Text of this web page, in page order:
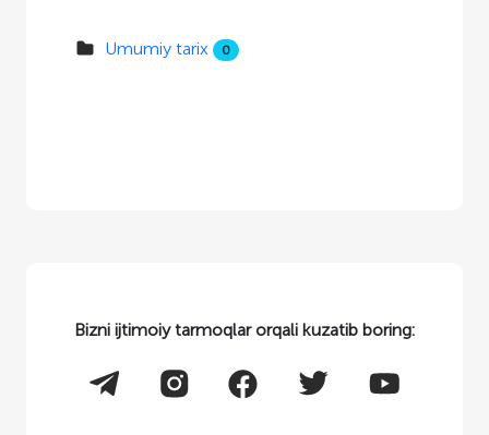
Umumiy tarix 0
Bizni ijtimoiy tarmoqlar orqali kuzatib boring: